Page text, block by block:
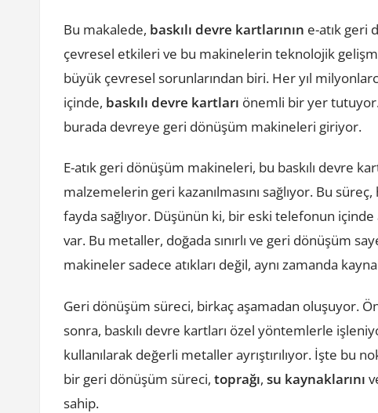
Bu makalede, baskılı devre kartlarının e-atık geri
çevresel etkileri ve bu makinelerin teknolojik
büyük çevresel sorunlarından biri. Her yıl
içinde, baskılı devre kartları önemli bir yer
burada devreye geri dönüşüm makineleri giriyor.
E-atık geri dönüşüm makineleri, bu baskılı devre
malzemelerin geri kazanılmasını sağlıyor. Bu
fayda sağlıyor. Düşünün ki, bir eski telefonun
var. Bu metaller, doğada sınırlı ve geri dönüşüm
makineler sadece atıkları değil, aynı zamanda
Geri dönüşüm süreci, birkaç aşamadan oluşuyor.
sonra, baskılı devre kartları özel yöntemlerle
kullanılarak değerli metaller ayrıştırılıyor. İşte bu
bir geri dönüşüm süreci,toprağı,su kaynaklarını
sahip.